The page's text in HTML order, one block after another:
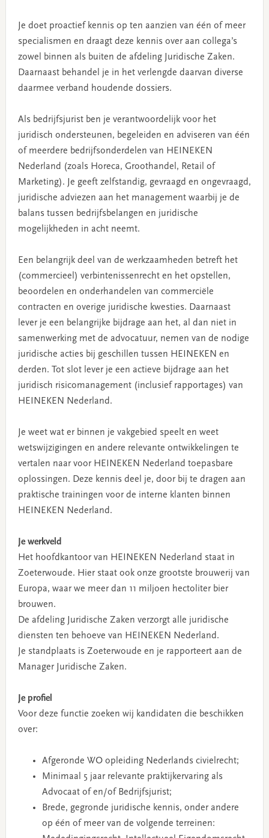
Je doet proactief kennis op ten aanzien van één of meer
specialismen en draagt deze kennis over aan collega’s
zowel binnen als buiten de afdeling Juridische Zaken.
Daarnaast behandel je in het verlengde daarvan diverse
daarmee verband houdende dossiers.
Als bedrijfsjurist ben je verantwoordelijk voor het
juridisch ondersteunen, begeleiden en adviseren van één
of meerdere bedrijfsonderdelen van HEINEKEN
Nederland (zoals Horeca, Groothandel, Retail of
Marketing). Je geeft zelfstandig, gevraagd en ongevraagd,
juridische adviezen aan het management waarbij je de
balans tussen bedrijfsbelangen en juridische
mogelijkheden in acht neemt.
Een belangrijk deel van de werkzaamheden betreft het
(commercieel) verbintenissenrecht en het opstellen,
beoordelen en onderhandelen van commerciële
contracten en overige juridische kwesties. Daarnaast
lever je een belangrijke bijdrage aan het, al dan niet in
samenwerking met de advocatuur, nemen van de nodige
juridische acties bij geschillen tussen HEINEKEN en
derden. Tot slot lever je een actieve bijdrage aan het
juridisch risicomanagement (inclusief rapportages) van
HEINEKEN Nederland.
Je weet wat er binnen je vakgebied speelt en weet
wetswijzigingen en andere relevante ontwikkelingen te
vertalen naar voor HEINEKEN Nederland toepasbare
oplossingen. Deze kennis deel je, door bij te dragen aan
praktische trainingen voor de interne klanten binnen
HEINEKEN Nederland.
Je werkveld
Het hoofdkantoor van HEINEKEN Nederland staat in
Zoeterwoude. Hier staat ook onze grootste brouwerij van
Europa, waar we meer dan 11 miljoen hectoliter bier
brouwen.
De afdeling Juridische Zaken verzorgt alle juridische
diensten ten behoeve van HEINEKEN Nederland.
Je standplaats is Zoeterwoude en je rapporteert aan de
Manager Juridische Zaken.
Je profiel
Voor deze functie zoeken wij kandidaten die beschikken
over:
Afgeronde WO opleiding Nederlands civielrecht;
Minimaal 5 jaar relevante praktijkervaring als
Advocaat of en/of Bedrijfsjurist;
Brede, gegronde juridische kennis, onder andere
op één of meer van de volgende terreinen: